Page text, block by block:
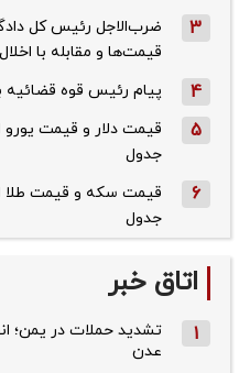
3
ضرب‌الاجل رئیس کل
قیمت‌ها و مقابله با اخلال
4 پیام رئیس قوه
5
جدول
6
جدول
اتاق خبر
1
تشدید حملات در یمن؛
عدن